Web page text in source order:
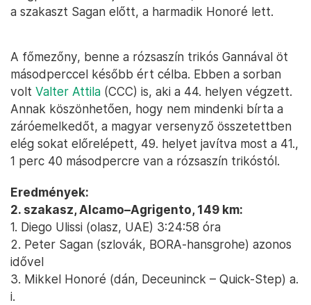
a szakaszt Sagan előtt, a harmadik Honoré lett.
A főmezőny, benne a rózsaszín trikós Gannával öt
másodperccel később ért célba. Ebben a sorban
volt Valter Attila (CCC) is, aki a 44. helyen végzett.
Annak köszönhetően, hogy nem mindenki bírta a
záróemelkedőt, a magyar versenyző összetettben
elég sokat előrelépett, 49. helyet javítva most a 41.,
1 perc 40 másodpercre van a rózsaszín trikóstól.
Eredmények:
2. szakasz, Alcamo–Agrigento, 149 km:
1. Diego Ulissi (olasz, UAE) 3:24:58 óra
2. Peter Sagan (szlovák, BORA-hansgrohe) azonos
idővel
3. Mikkel Honoré (dán, Deceuninck – Quick-Step) a.
i.